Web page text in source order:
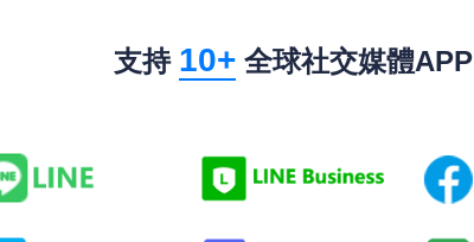
支持 10+全球社交媒體APP